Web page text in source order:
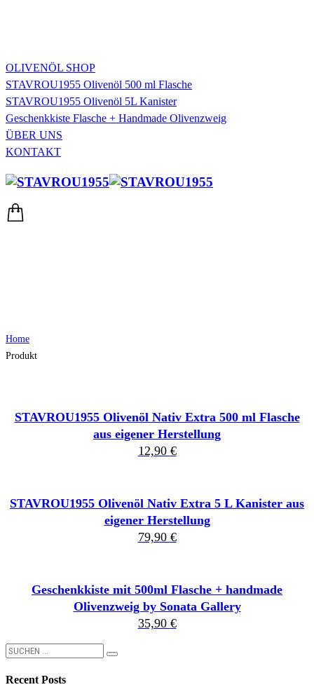
OLIVENÖL SHOP
STAVROU1955 Olivenöl 500 ml Flasche
STAVROU1955 Olivenöl 5L Kanister
Geschenkkiste Flasche + Handmade Olivenzweig
ÜBER UNS
KONTAKT
Home
Produkt
STAVROU1955 Olivenöl Nativ Extra 500 ml Flasche
aus eigener Herstellung
12,90 €
STAVROU1955 Olivenöl Nativ Extra 5 L Kanister aus
eigener Herstellung
79,90 €
Geschenkkiste mit 500ml Flasche + handmade
Olivenzweig by Sonata Gallery
35,90 €
Recent Posts